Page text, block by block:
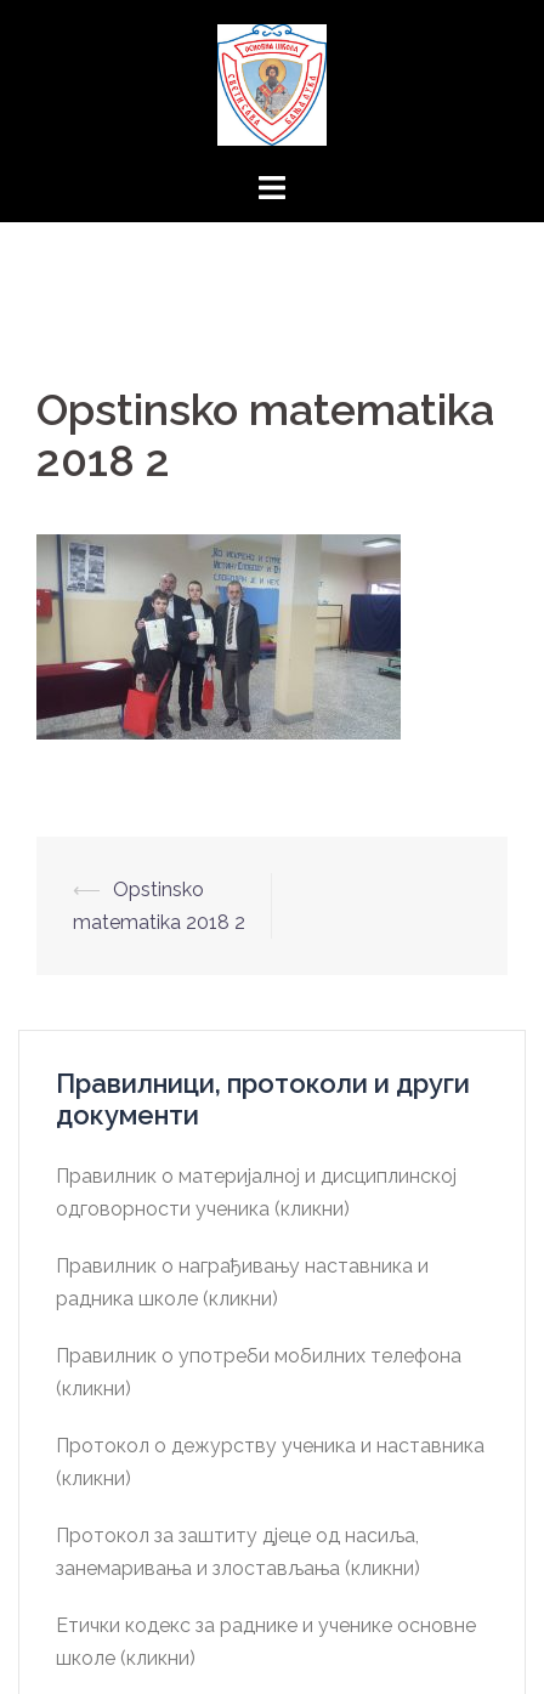
Opstinsko matematika
2018 2
Post
navigation
⟵
Opstinsko
matematika 2018 2
Правилници, протоколи и други
документи
Правилник о материјалној и дисциплинској
одговорности ученика (кликни)
Правилник о награђивању наставника и
радника школе (кликни)
Правилник о употреби мобилних телефона
(кликни)
Протокол о дежурству ученика и наставника
(кликни)
Протокол за заштиту дјеце од насиља,
занемаривања и злостављања (кликни)
Етички кодекс за раднике и ученике основне
школе (кликни)